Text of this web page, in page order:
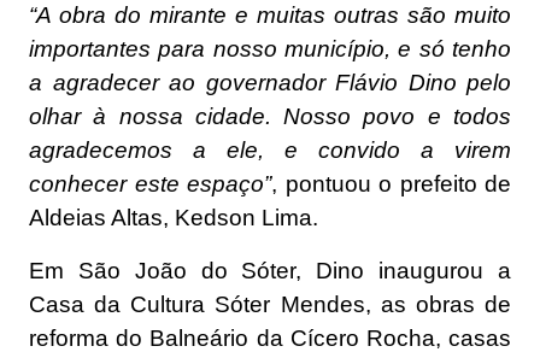
“A obra do mirante e muitas outras são muito
importantes para nosso município, e só tenho
a agradecer ao governador Flávio Dino pelo
olhar à nossa cidade. Nosso povo e todos
agradecemos a ele, e convido a virem
conhecer este espaço”, pontuou o prefeito de
Aldeias Altas, Kedson Lima.
Em São João do Sóter, Dino inaugurou a
Casa da Cultura Sóter Mendes, as obras de
reforma do Balneário da Cícero Rocha, casas